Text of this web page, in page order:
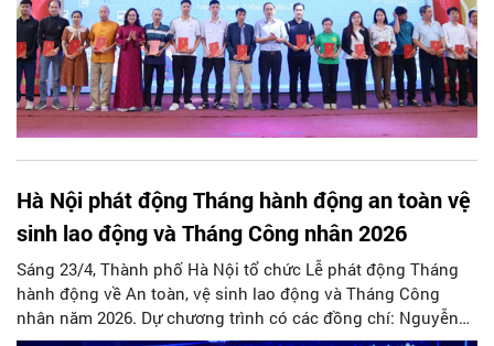
Hà Nội phát động Tháng hành động an toàn vệ
sinh lao động và Tháng Công nhân 2026
Sáng 23/4, Thành phố Hà Nội tổ chức Lễ phát động Tháng
hành động về An toàn, vệ sinh lao động và Tháng Công
nhân năm 2026. Dự chương trình có các đồng chí: Nguyễn